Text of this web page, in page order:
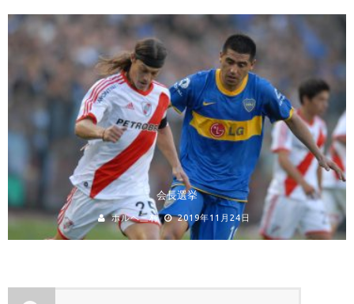
会長選挙
ホルヘ三村 2019年11月24日